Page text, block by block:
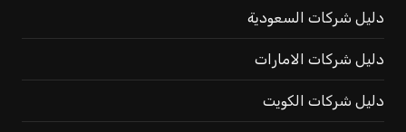
دليل شركات السعودية
دليل شركات الامارات
دليل شركات الكويت